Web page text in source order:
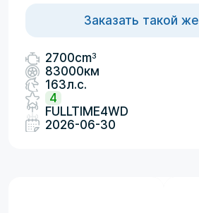
Заказать такой же
2700cm3
83000км
163л.с.
4
FULLTIME4WD
2026-06-30